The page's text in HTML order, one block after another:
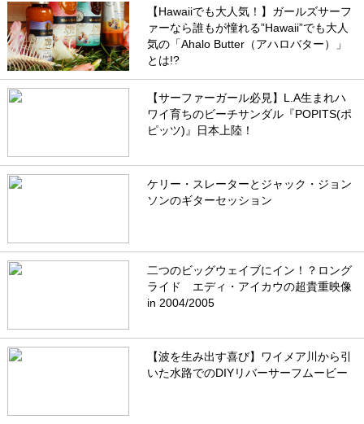
【Hawaiiでも大人気！】ガールズサーフ
ァーなら誰もが憧れる”Hawaii”でも大人
気の「Ahalo Butter（アハロバター）」
とは!?
【サーファーガール必見】L.A生まれハ
ワイ育ちのビーチサンダル『POPITS(ポ
ピッツ)』日本上陸！
ケリー・スレーターとジャック・ジョン
ソンのギターセッション
二つのビッグウェイブにイン！？ロング
ライド エディ・アイカウの超貴重映像
in 2004/2005
【波を生み出す喜び】ワイメア川から引
いた水路でのDIYリバーサーフムービー